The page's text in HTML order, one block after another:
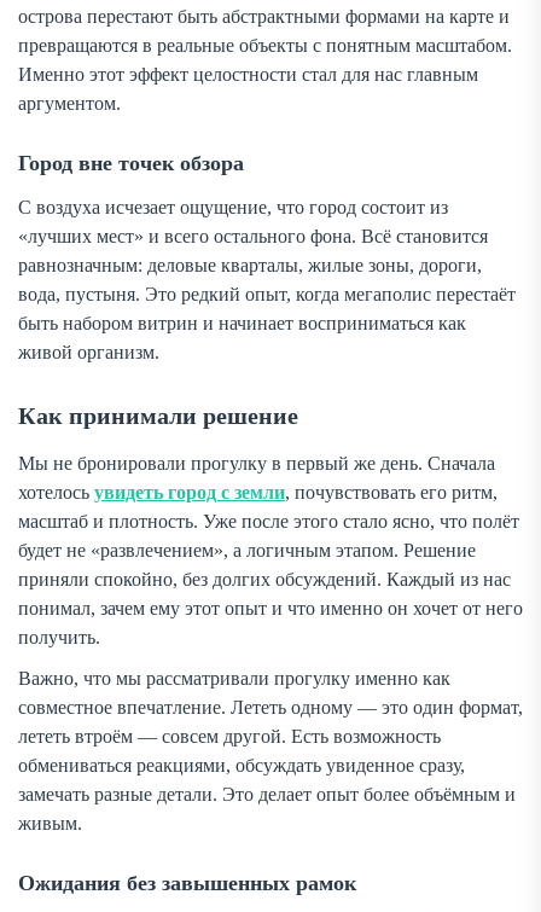
острова перестают быть абстрактными формами на карте и
превращаются в реальные объекты с понятным масштабом.
Именно этот эффект целостности стал для нас главным
аргументом.
Город вне точек обзора
С воздуха исчезает ощущение, что город состоит из
«лучших мест» и всего остального фона. Всё становится
равнозначным: деловые кварталы, жилые зоны, дороги,
вода, пустыня. Это редкий опыт, когда мегаполис перестаёт
быть набором витрин и начинает восприниматься как
живой организм.
Как принимали решение
Мы не бронировали прогулку в первый же день. Сначала
хотелось увидеть город с земли, почувствовать его ритм,
масштаб и плотность. Уже после этого стало ясно, что полёт
будет не «развлечением», а логичным этапом. Решение
приняли спокойно, без долгих обсуждений. Каждый из нас
понимал, зачем ему этот опыт и что именно он хочет от него
получить.
Важно, что мы рассматривали прогулку именно как
совместное впечатление. Лететь одному — это один формат,
лететь втроём — совсем другой. Есть возможность
обмениваться реакциями, обсуждать увиденное сразу,
замечать разные детали. Это делает опыт более объёмным и
живым.
Ожидания без завышенных рамок